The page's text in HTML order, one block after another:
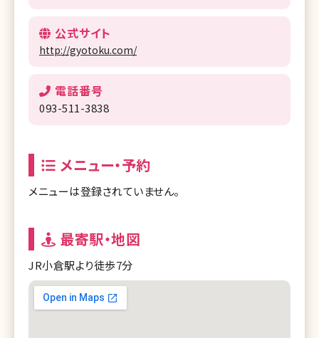
公式サイト
http://gyotoku.com/
電話番号
093-511-3838
メニュー・予約
メニューは登録されていません。
最寄駅・地図
JR小倉駅より徒歩7分